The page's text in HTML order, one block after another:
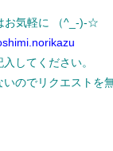
お気軽に （^_-)-☆
してください。
のでリクエストを